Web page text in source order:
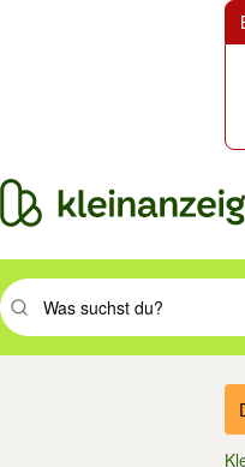
Suchbegriff eingeben.